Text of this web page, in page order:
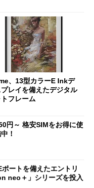
、13型カラーE Inkデ
プレイを備えたデジタル
フレーム
円～ 格安SIMをお得に使
！
ートを備えたエントリ
neo＋」シリーズを投入